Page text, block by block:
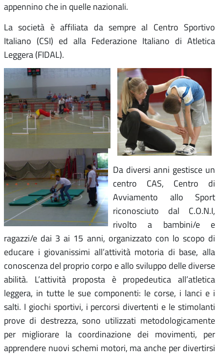
appennino che in quelle nazionali.
La società è affiliata da sempre al Centro Sportivo
Italiano (CSI) ed alla Federazione Italiano di Atletica
Leggera (FIDAL).
Da diversi anni gestisce un
centro CAS, Centro di
Avviamento allo Sport
riconosciuto dal C.O.N.I,
rivolto a bambini/e e
ragazzi/e dai 3 ai 15 anni, organizzato con lo scopo di
educare i giovanissimi all’attività motoria di base, alla
conoscenza del proprio corpo e allo sviluppo delle diverse
abilità. L’attività proposta è propedeutica all’atletica
leggera, in tutte le sue componenti: le corse, i lanci e i
salti. I giochi sportivi, i percorsi divertenti e le stimolanti
prove di destrezza, sono utilizzati metodologicamente
per migliorare la coordinazione dei movimenti, per
apprendere nuovi schemi motori, ma anche per divertirsi